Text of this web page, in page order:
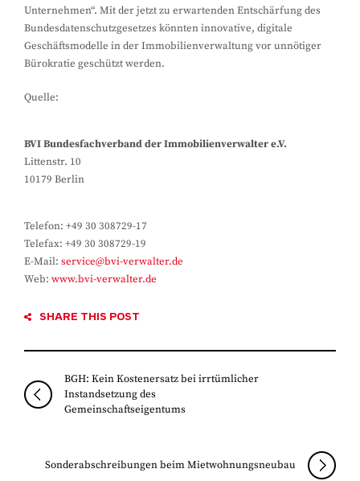
Unternehmen“. Mit der jetzt zu erwartenden Entschärfung des
Bundesdatenschutzgesetzes könnten innovative, digitale
Geschäftsmodelle in der Immobilienverwaltung vor unnötiger
Bürokratie geschützt werden.
Quelle:
BVI Bundesfachverband der Immobilienverwalter e.V.
Littenstr. 10
10179 Berlin
Telefon: +49 30 308729-17
Telefax: +49 30 308729-19
E-Mail: service@bvi-verwalter.de
Web: www.bvi-verwalter.de
SHARE THIS POST
BGH: Kein Kostenersatz bei irrtümlicher
Instandsetzung des
Gemeinschaftseigentums
Sonderabschreibungen beim Mietwohnungsneubau